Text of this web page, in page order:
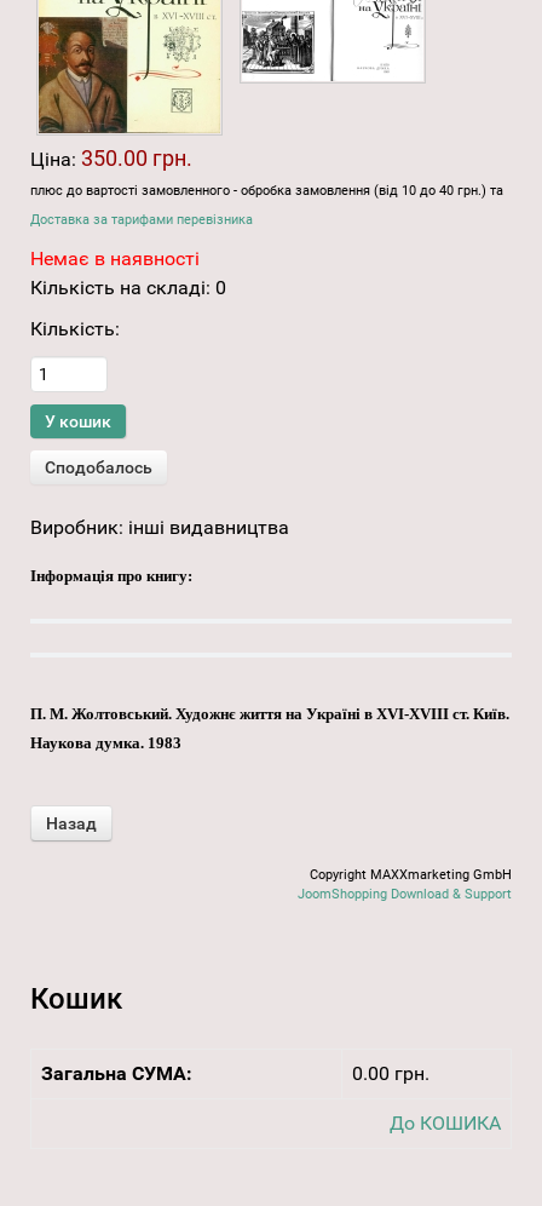
Ціна: 350.00 грн.
плюс до вартості замовленного - обробка замовлення (від 10 до 40 грн.) та
Доставка за тарифами перевізника
Немає в наявності
Кількість на складі: 0
Кількість:
Виробник: інші видавництва
Інформація про книгу:
П. М. Жолтовський. Художнє життя на Україні в XVI-XVIII ст. Київ.
Наукова думка. 1983
Copyright MAXXmarketing GmbH
JoomShopping Download & Support
Кошик
Загальна СУМА: 0.00 грн.
До КОШИКА